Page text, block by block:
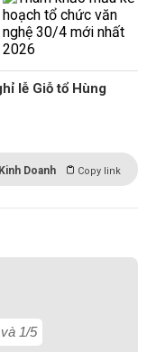
lễ Giỗ tổ Hùng
Doanh Copy link
1/5